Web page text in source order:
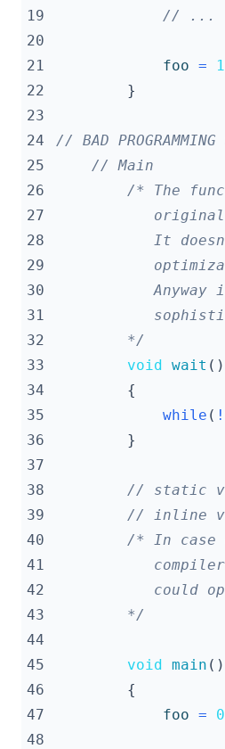
19
20
21
foo = 1
22
}
23
24
25
26
27
28
29
30
31
32
        */
33
void wait ()
34
{
35
while ( !
36
}
37
38
39
40
41
42
43
        */
44
45
void main ()
46
{
47
foo = 0
48